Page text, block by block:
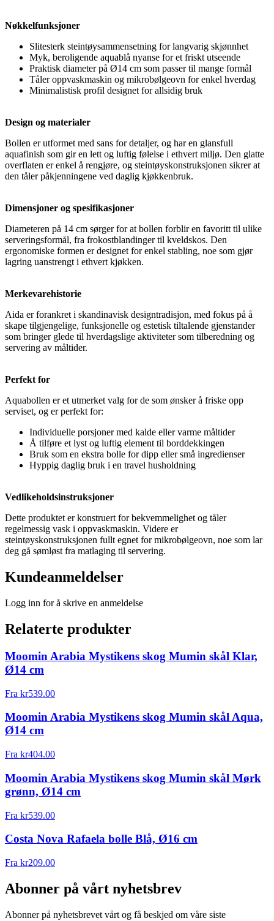
Nøkkelfunksjoner
Slitesterk steintøysammensetning for langvarig skjønnhet
Myk, beroligende aquablå nyanse for et friskt utseende
Praktisk diameter på Ø14 cm som passer til mange formål
Tåler oppvaskmaskin og mikrobølgeovn for enkel hverdag
Minimalistisk profil designet for allsidig bruk
Design og materialer
Bollen er utformet med sans for detaljer, og har en glansfull
aquafinish som gir en lett og luftig følelse i ethvert miljø. Den glatte
overflaten er enkel å rengjøre, og steintøyskonstruksjonen sikrer at
den tåler påkjenningene ved daglig kjøkkenbruk.
Dimensjoner og spesifikasjoner
Diameteren på 14 cm sørger for at bollen forblir en favoritt til ulike
serveringsformål, fra frokostblandinger til kveldskos. Den
ergonomiske formen er designet for enkel stabling, noe som gjør
lagring uanstrengt i ethvert kjøkken.
Merkevarehistorie
Aida er forankret i skandinavisk designtradisjon, med fokus på å
skape tilgjengelige, funksjonelle og estetisk tiltalende gjenstander
som bringer glede til hverdagslige aktiviteter som tilberedning og
servering av måltider.
Perfekt for
Aquabollen er et utmerket valg for de som ønsker å friske opp
serviset, og er perfekt for:
Individuelle porsjoner med kalde eller varme måltider
Å tilføre et lyst og luftig element til borddekkingen
Bruk som en ekstra bolle for dipp eller små ingredienser
Hyppig daglig bruk i en travel husholdning
Vedlikeholdsinstruksjoner
Dette produktet er konstruert for bekvemmelighet og tåler
regelmessig vask i oppvaskmaskin. Videre er
steintøyskonstruksjonen fullt egnet for mikrobølgeovn, noe som lar
deg gå sømløst fra matlaging til servering.
Kundeanmeldelser
Logg inn for å skrive en anmeldelse
Relaterte produkter
Moomin Arabia Mystikens skog Mumin skål Klar,
Ø14 cm
Fra kr539.00
Moomin Arabia Mystikens skog Mumin skål Aqua,
Ø14 cm
Fra kr404.00
Moomin Arabia Mystikens skog Mumin skål Mørk
grønn, Ø14 cm
Fra kr539.00
Costa Nova Rafaela bolle Blå, Ø16 cm
Fra kr209.00
Abonner på vårt nyhetsbrev
Abonner på nyhetsbrevet vårt og få beskjed om våre siste